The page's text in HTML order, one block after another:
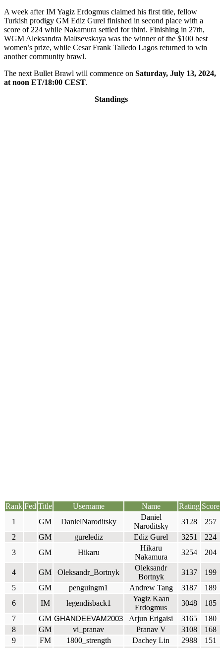
A week after IM Yagiz Erdogmus claimed his first title, fellow
Turkish prodigy GM Ediz Gurel finished in second place with a
score of 224 while Nakamura settled for third. Finishing in 27th,
WGM Aleksandra Maltsevskaya was the winner of the $100 best
women’s prize, while Cesar Frank Talledo Lagos returned to win
another community brawl.
The next Bullet Brawl will commence on Saturday, July 13, 2024,
at noon ET/18:00 CEST.
Standings
Rank Fed Title Username Name Rating Score
1
GM DanielNaroditsky
Daniel
Naroditsky
3128
257
2
GM gurelediz Ediz Gurel 3251
224
3
GM Hikaru
Hikaru
Nakamura
3254 204
4 GM Oleksandr_Bortnyk
Oleksandr
Bortnyk
3137
199
5
GM penguingm1 Andrew Tang 3187
189
6
IM legendisback1
Yagiz Kaan
Erdogmus
3048
185
7
GM GHANDEEVAM2003 Arjun Erigaisi 3165
180
8
GM vi_pranav Pranav V 3108
168
9
FM 1800_strength Dachey Lin 2988
151